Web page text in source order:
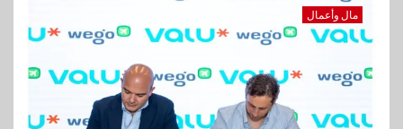
مال وأعمال